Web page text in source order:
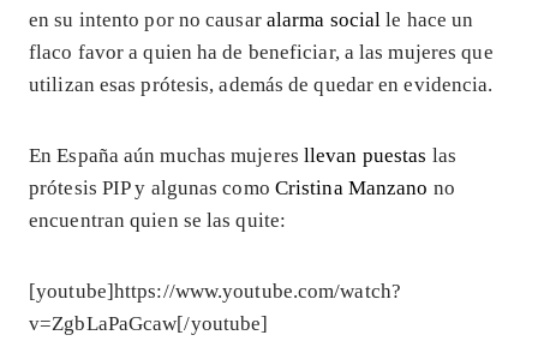
en su intento por no causar alarma social le hace un
flaco favor a quien ha de beneficiar, a las mujeres que
utilizan esas prótesis, además de quedar en evidencia.
En España aún muchas mujeres llevan puestas las
prótesis PIP y algunas como Cristina Manzano no
encuentran quien se las quite:
[youtube]https://www.youtube.com/watch?
v=ZgbLaPaGcaw[/youtube]